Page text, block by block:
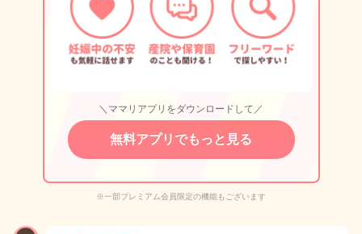
＼ママリアプリをダウンロードして／
無料アプリでもっと見る
※一部プレミアム会員限定の機能もございます